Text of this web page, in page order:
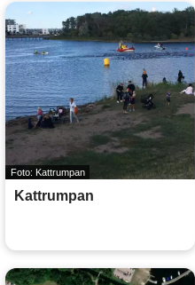
Foto: Kattrumpan
Kattrumpan